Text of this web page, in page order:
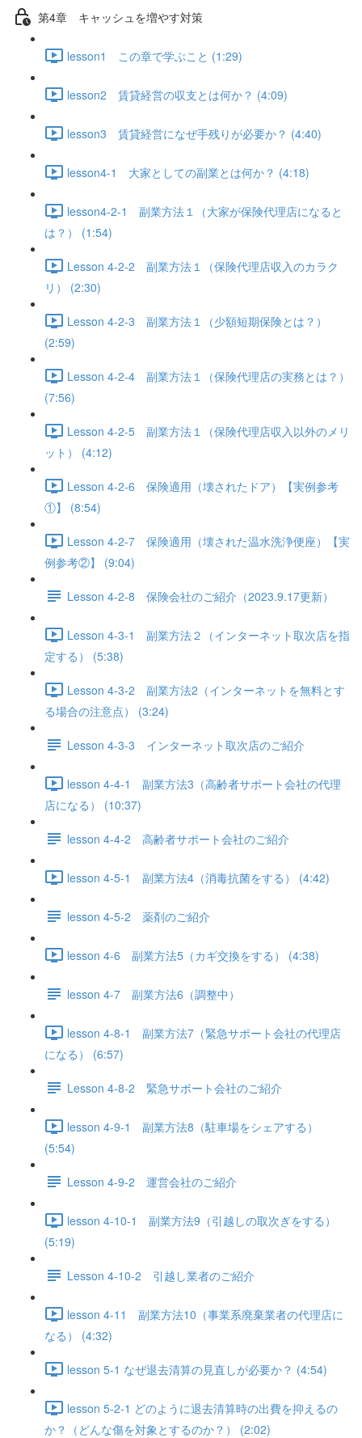
第4章 キャッシュを増やす対策
lesson1 この章で学ぶこと (1:29)
lesson2 賃貸経営の収支とは何か？ (4:09)
lesson3 賃貸経営になぜ手残りが必要か？ (4:40)
lesson4-1 大家としての副業とは何か？ (4:18)
lesson4-2-1 副業方法１（大家が保険代理店になると
は？） (1:54)
Lesson 4-2-2 副業方法１（保険代理店収入のカラク
リ） (2:30)
Lesson 4-2-3 副業方法１（少額短期保険とは？）
(2:59)
Lesson 4-2-4 副業方法１（保険代理店の実務とは？）
(7:56)
Lesson 4-2-5 副業方法１（保険代理店収入以外のメリ
ット） (4:12)
Lesson 4-2-6 保険適用（壊されたドア）【実例参考
①】 (8:54)
Lesson 4-2-7 保険適用（壊された温水洗浄便座）【実
例参考②】 (9:04)
Lesson 4-2-8 保険会社のご紹介（2023.9.17更新）
Lesson 4-3-1 副業方法２（インターネット取次店を指
定する） (5:38)
Lesson 4-3-2 副業方法2（インターネットを無料とす
る場合の注意点） (3:24)
Lesson 4-3-3 インターネット取次店のご紹介
lesson 4-4-1 副業方法3（高齢者サポート会社の代理
店になる） (10:37)
lesson 4-4-2 高齢者サポート会社のご紹介
lesson 4-5-1 副業方法4（消毒抗菌をする） (4:42)
lesson 4-5-2 薬剤のご紹介
lesson 4-6 副業方法5（カギ交換をする） (4:38)
lesson 4-7 副業方法6（調整中）
lesson 4-8-1 副業方法7（緊急サポート会社の代理店
になる） (6:57)
Lesson 4-8-2 緊急サポート会社のご紹介
lesson 4-9-1 副業方法8（駐車場をシェアする）
(5:54)
Lesson 4-9-2 運営会社のご紹介
lesson 4-10-1 副業方法9（引越しの取次ぎをする）
(5:19)
Lesson 4-10-2 引越し業者のご紹介
lesson 4-11 副業方法10（事業系廃棄業者の代理店に
なる） (4:32)
lesson 5-1 なぜ退去清算の見直しが必要か？ (4:54)
lesson 5-2-1 どのように退去清算時の出費を抑えるの
か？（どんな傷を対象とするのか？） (2:02)